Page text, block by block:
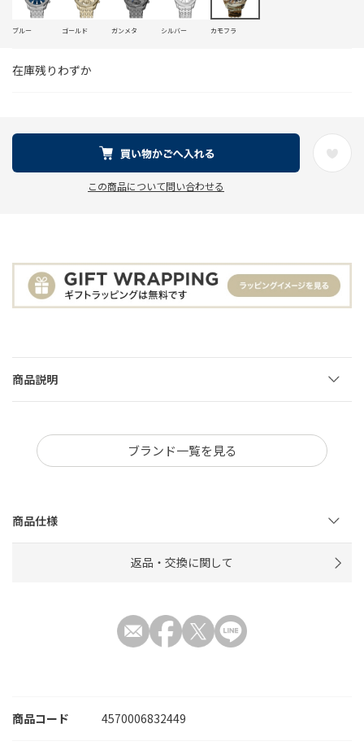
商品コード 4570006832449
在庫残りわずか
ブルー ゴールド ガンメタ シルバー カモフラ
この商品について問い合わせる
商品説明
ブランド一覧を見る
商品仕様
返品・交換に関して